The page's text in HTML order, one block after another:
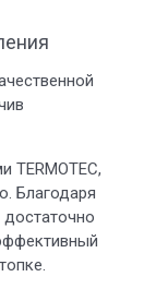
TERMOTEC,
Благодаря
достаточно